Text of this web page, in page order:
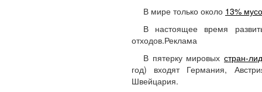
В мире только около 13%
В настоящее время
отходов.Реклама
В пятерку мировых стран-
год) входят Германия,
Швейцария.